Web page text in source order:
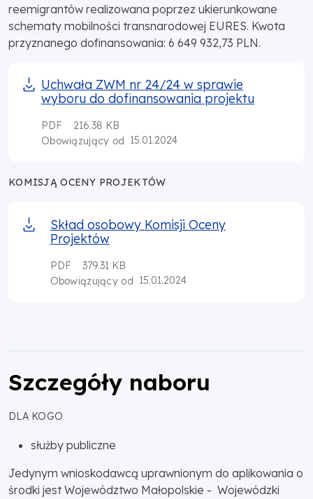
reemigrantów realizowana poprzez ukierunkowane
schematy mobilności transnarodowej EURES. Kwota
przyznanego dofinansowania: 6 649 932,73 PLN.
Uchwała ZWM nr 24/24 w sprawie
wyboru do dofinansowania projektu
PDF
216.38 KB
Obowiązujący od 15.01.2024
KOMISJĄ OCENY PROJEKTÓW
Skład osobowy Komisji Oceny
Projektów
PDF
379.31 KB
Obowiązujący od 15.01.2024
Szczegóły naboru
DLA KOGO
służby publiczne
Jedynym wnioskodawcą uprawnionym do aplikowania o
środki jest Województwo Małopolskie - Wojewódzki